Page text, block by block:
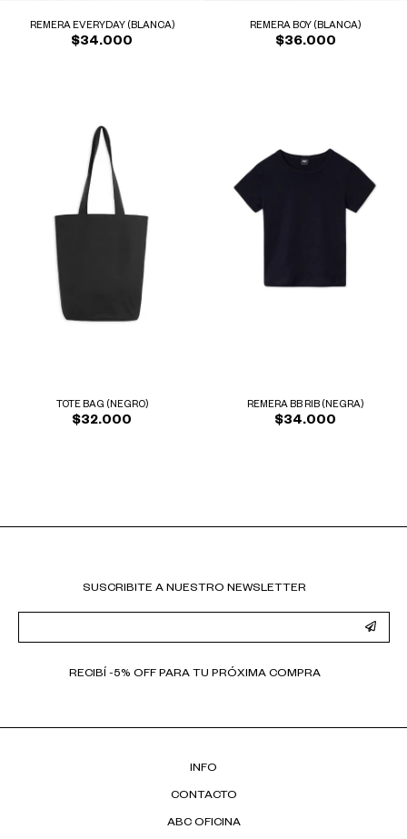
REMERA EVERYDAY (BLANCA)
$34.000
REMERA BOY (BLANCA)
$36.000
TOTE BAG (NEGRO)
$32.000
REMERA BB RIB (NEGRA)
$34.000
SUSCRIBITE A NUESTRO NEWSLETTER
RECIBÍ -5% OFF PARA TU PRÓXIMA COMPRA
INFO
CONTACTO
ABC OFICINA